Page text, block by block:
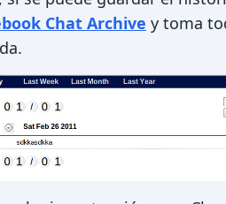
Chat Archive y toma